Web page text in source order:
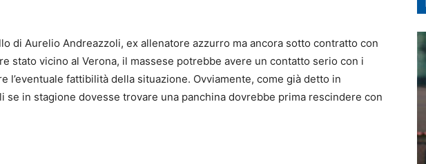
di Aurelio Andreazzoli, ex allenatore azzurro ma ancora sotto contratto con
stato vicino al Verona, il massese potrebbe avere un contatto serio con i
l’eventuale fattibilità della situazione. Ovviamente, come già detto in
se in stagione dovesse trovare una panchina dovrebbe prima rescindere con